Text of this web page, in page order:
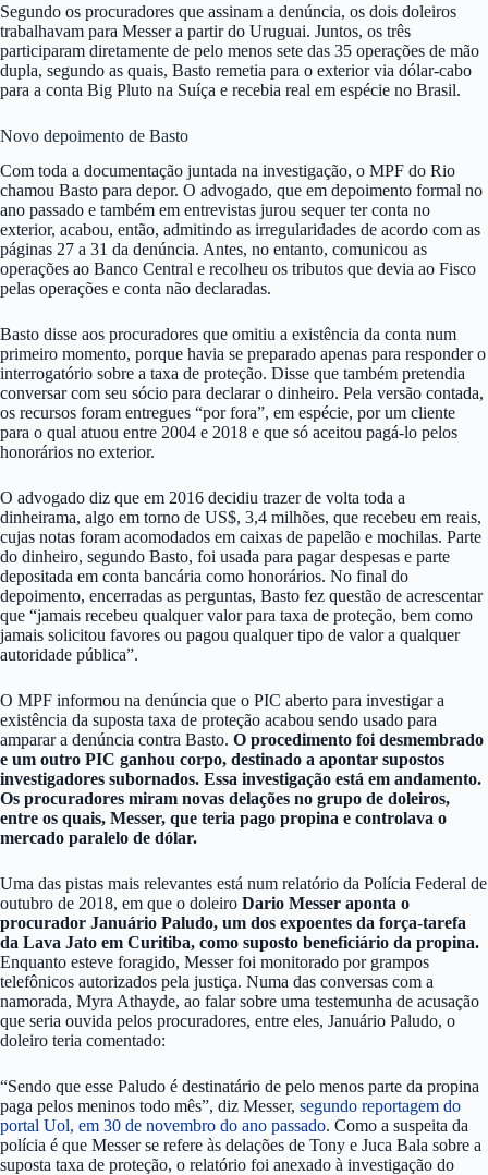
Segundo os procuradores que assinam a denúncia, os dois doleiros
trabalhavam para Messer a partir do Uruguai. Juntos, os três
participaram diretamente de pelo menos sete das 35 operações de mão
dupla, segundo as quais, Basto remetia para o exterior via dólar-cabo
para a conta Big Pluto na Suíça e recebia real em espécie no Brasil.
Novo depoimento de Basto
Com toda a documentação juntada na investigação, o MPF do Rio
chamou Basto para depor. O advogado, que em depoimento formal no
ano passado e também em entrevistas jurou sequer ter conta no
exterior, acabou, então, admitindo as irregularidades de acordo com as
páginas 27 a 31 da denúncia. Antes, no entanto, comunicou as
operações ao Banco Central e recolheu os tributos que devia ao Fisco
pelas operações e conta não declaradas.
Basto disse aos procuradores que omitiu a existência da conta num
primeiro momento, porque havia se preparado apenas para responder o
interrogatório sobre a taxa de proteção. Disse que também pretendia
conversar com seu sócio para declarar o dinheiro. Pela versão contada,
os recursos foram entregues “por fora”, em espécie, por um cliente
para o qual atuou entre 2004 e 2018 e que só aceitou pagá-lo pelos
honorários no exterior.
O advogado diz que em 2016 decidiu trazer de volta toda a
dinheirama, algo em torno de US$, 3,4 milhões, que recebeu em reais,
cujas notas foram acomodados em caixas de papelão e mochilas. Parte
do dinheiro, segundo Basto, foi usada para pagar despesas e parte
depositada em conta bancária como honorários. No final do
depoimento, encerradas as perguntas, Basto fez questão de acrescentar
que “jamais recebeu qualquer valor para taxa de proteção, bem como
jamais solicitou favores ou pagou qualquer tipo de valor a qualquer
autoridade pública”.
O MPF informou na denúncia que o PIC aberto para investigar a
existência da suposta taxa de proteção acabou sendo usado para
amparar a denúncia contra Basto. O procedimento foi desmembrado
e um outro PIC ganhou corpo, destinado a apontar supostos
investigadores subornados. Essa investigação está em andamento.
Os procuradores miram novas delações no grupo de doleiros,
entre os quais, Messer, que teria pago propina e controlava o
mercado paralelo de dólar.
Uma das pistas mais relevantes está num relatório da Polícia Federal de
outubro de 2018, em que o doleiro Dario Messer aponta o
procurador Januário Paludo, um dos expoentes da força-tarefa
da Lava Jato em Curitiba, como suposto beneficiário da propina.
Enquanto esteve foragido, Messer foi monitorado por grampos
telefônicos autorizados pela justiça. Numa das conversas com a
namorada, Myra Athayde, ao falar sobre uma testemunha de acusação
que seria ouvida pelos procuradores, entre eles, Januário Paludo, o
doleiro teria comentado:
“Sendo que esse Paludo é destinatário de pelo menos parte da propina
paga pelos meninos todo mês”, diz Messer, segundo reportagem do
portal Uol, em 30 de novembro do ano passado. Como a suspeita da
polícia é que Messer se refere às delações de Tony e Juca Bala sobre a
suposta taxa de proteção, o relatório foi anexado à investigação do